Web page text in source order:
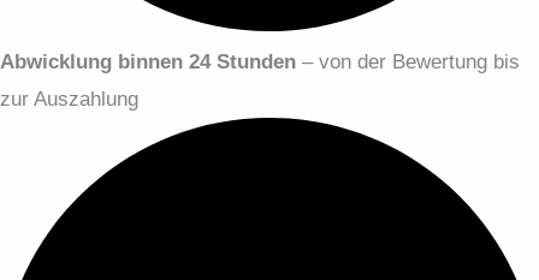
Abwicklung binnen 24 Stunden – von der Bewertung bis
zur Auszahlung